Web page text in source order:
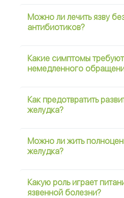
Можно ли лечить язву
антибиотиков?
Какие симптомы требуют
немедленного
Как предотвратить
желудка?
Можно ли жить
желудка?
Какую роль играет
язвенной болезни?